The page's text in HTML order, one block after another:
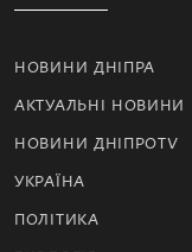
НОВИНИ ДНІПРА
АКТУАЛЬНІ НОВИНИ
НОВИНИ ДНІПРОTV
УКРАЇНА
ПОЛІТИКА